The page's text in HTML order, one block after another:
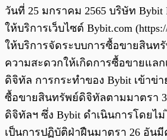
วันที่ 25 มกราคม 2565 บริษัท Bybit
ให้บริการเว็บไซต์ Bybit.com
ให้บริการจัดระบบการซื้อขายสินท
ความสะดวกให้เกิดการซื้อขายแล
ดิจิทัล การกระทำของ Bybit เข้าข่
ซื้อขายสินทรัพย์ดิจิทัลตามมาตรา
ดิจิทัลฯ ซึ่ง Bybit ดำเนินการโดยไ
เป็นการปฏิบัติฝ่าฝืนมาตรา 26 อัน